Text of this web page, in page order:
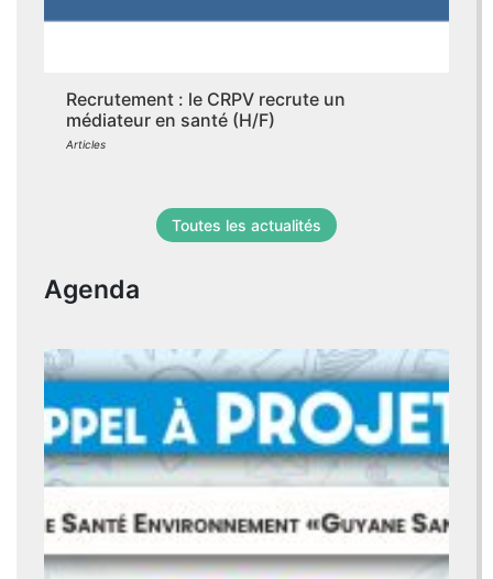
Recrutement : le CRPV recrute un
médiateur en santé (H/F)
Articles
Toutes les actualités
Agenda